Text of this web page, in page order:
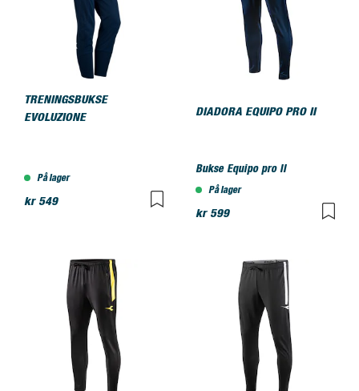
TRENINGSBUKSE
EVOLUZIONE
På lager
kr 549
DIADORA EQUIPO PRO II
Bukse Equipo pro II
På lager
kr 599